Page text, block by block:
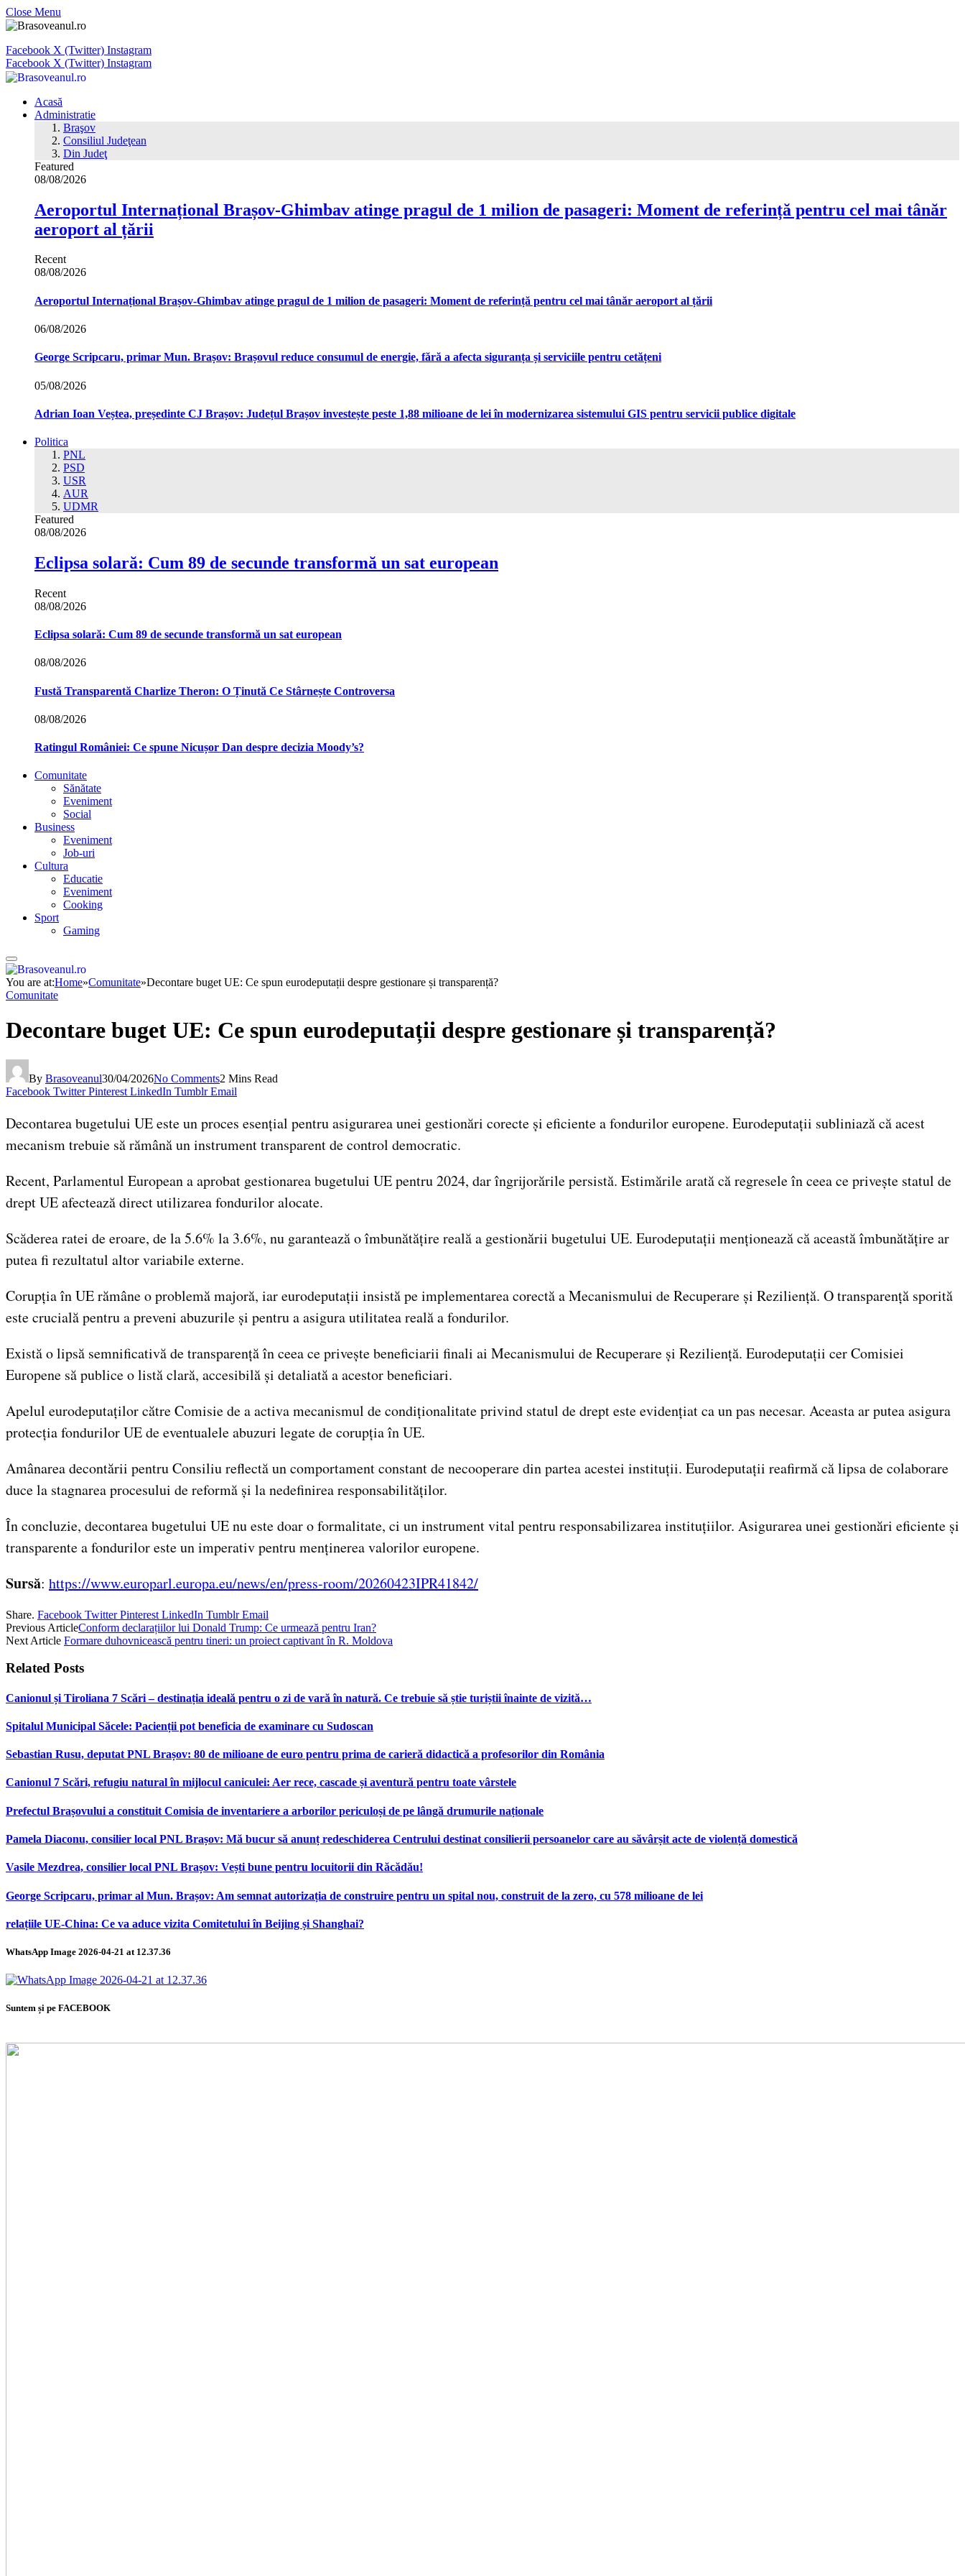
Close Menu
Facebook X (Twitter) Instagram
Facebook X (Twitter) Instagram
Acasă
Administratie
Braşov
Consiliul Judeţean
Din Judeţ
Featured
08/08/2026
Aeroportul Internațional Brașov‑Ghimbav atinge pragul de 1 milion de pasageri: Moment de referință pentru cel mai tânăr
aeroport al țării
Recent
08/08/2026
Aeroportul Internațional Brașov‑Ghimbav atinge pragul de 1 milion de pasageri: Moment de referință pentru cel mai tânăr aeroport al țării
06/08/2026
George Scripcaru, primar Mun. Brașov: Brașovul reduce consumul de energie, fără a afecta siguranța și serviciile pentru cetățeni
05/08/2026
Adrian Ioan Veștea, președinte CJ Brașov: Județul Brașov investește peste 1,88 milioane de lei în modernizarea sistemului GIS pentru servicii publice digitale
Politica
PNL
PSD
USR
AUR
UDMR
Featured
08/08/2026
Eclipsa solară: Cum 89 de secunde transformă un sat european
Recent
08/08/2026
Eclipsa solară: Cum 89 de secunde transformă un sat european
08/08/2026
Fustă Transparentă Charlize Theron: O Ținută Ce Stârnește Controversa
08/08/2026
Ratingul României: Ce spune Nicușor Dan despre decizia Moody’s?
Comunitate
Sănătate
Eveniment
Social
Business
Eveniment
Job-uri
Cultura
Educatie
Eveniment
Cooking
Sport
Gaming
You are at:Home»Comunitate»Decontare buget UE: Ce spun eurodeputații despre gestionare și transparență?
Comunitate
Decontare buget UE: Ce spun eurodeputații despre gestionare și transparență?
By Brasoveanul30/04/2026No Comments2 Mins Read
Facebook Twitter Pinterest LinkedIn Tumblr Email
Decontarea bugetului UE este un proces esențial pentru asigurarea unei gestionări corecte și eficiente a fondurilor europene. Eurodeputații subliniază că acest
mecanism trebuie să rămână un instrument transparent de control democratic.
Recent, Parlamentul European a aprobat gestionarea bugetului UE pentru 2024, dar îngrijorările persistă. Estimările arată că regresele în ceea ce privește statul de
drept UE afectează direct utilizarea fondurilor alocate.
Scăderea ratei de eroare, de la 5.6% la 3.6%, nu garantează o îmbunătățire reală a gestionării bugetului UE. Eurodeputații menționează că această îmbunătățire ar
putea fi rezultatul altor variabile externe.
Corupția în UE rămâne o problemă majoră, iar eurodeputații insistă pe implementarea corectă a Mecanismului de Recuperare și Reziliență. O transparență sporită
este crucială pentru a preveni abuzurile și pentru a asigura utilitatea reală a fondurilor.
Există o lipsă semnificativă de transparență în ceea ce privește beneficiarii finali ai Mecanismului de Recuperare și Reziliență. Eurodeputații cer Comisiei
Europene să publice o listă clară, accesibilă și detaliată a acestor beneficiari.
Apelul eurodeputaților către Comisie de a activa mecanismul de condiționalitate privind statul de drept este evidențiat ca un pas necesar. Aceasta ar putea asigura
protecția fondurilor UE de eventualele abuzuri legate de corupția în UE.
Amânarea decontării pentru Consiliu reflectă un comportament constant de necooperare din partea acestei instituții. Eurodeputații reafirmă că lipsa de colaborare
duce la stagnarea procesului de reformă și la nedefinirea responsabilităților.
În concluzie, decontarea bugetului UE nu este doar o formalitate, ci un instrument vital pentru responsabilizarea instituțiilor. Asigurarea unei gestionări eficiente și
transparente a fondurilor este un imperativ pentru menținerea valorilor europene.
Sursă: https://www.europarl.europa.eu/news/en/press-room/20260423IPR41842/
Share. Facebook Twitter Pinterest LinkedIn Tumblr Email
Previous ArticleConform declarațiilor lui Donald Trump: Ce urmează pentru Iran?
Next Article Formare duhovnicească pentru tineri: un proiect captivant în R. Moldova
Related Posts
Canionul și Tiroliana 7 Scări – destinația ideală pentru o zi de vară în natură. Ce trebuie să știe turiștii înainte de vizită…
Spitalul Municipal Săcele: Pacienții pot beneficia de examinare cu Sudoscan
Sebastian Rusu, deputat PNL Brașov: 80 de milioane de euro pentru prima de carieră didactică a profesorilor din România
Canionul 7 Scări, refugiu natural în mijlocul caniculei: Aer rece, cascade și aventură pentru toate vârstele
Prefectul Brașovului a constituit Comisia de inventariere a arborilor periculoși de pe lângă drumurile naționale
Pamela Diaconu, consilier local PNL Brașov: Mă bucur să anunț redeschiderea Centrului destinat consilierii persoanelor care au săvârșit acte de violență domestică
Vasile Mezdrea, consilier local PNL Brașov: Vești bune pentru locuitorii din Răcădău!
George Scripcaru, primar al Mun. Brașov: Am semnat autorizația de construire pentru un spital nou, construit de la zero, cu 578 milioane de lei
relațiile UE-China: Ce va aduce vizita Comitetului în Beijing și Shanghai?
WhatsApp Image 2026-04-21 at 12.37.36
Suntem și pe FACEBOOK